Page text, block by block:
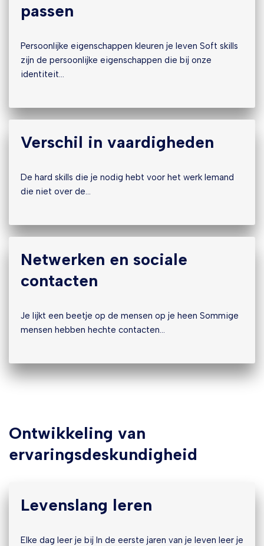
passen
Persoonlijke eigenschappen kleuren je leven Soft skills
zijn de persoonlijke eigenschappen die bij onze
identiteit…
Verschil in vaardigheden
De hard skills die je nodig hebt voor het werk Iemand
die niet over de…
Netwerken en sociale
contacten
Je lijkt een beetje op de mensen op je heen Sommige
mensen hebben hechte contacten…
Ontwikkeling van
ervaringsdeskundigheid
Levenslang leren
Elke dag leer je bij In de eerste jaren van je leven leer je